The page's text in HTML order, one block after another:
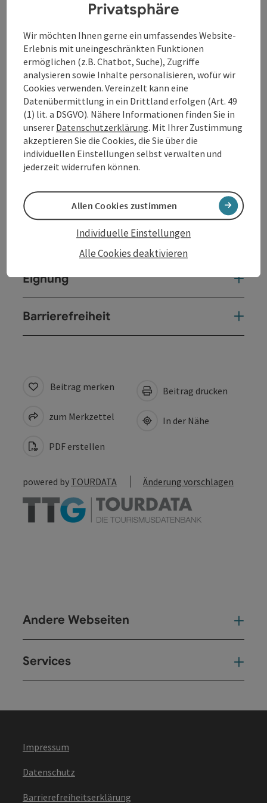
Von sehr hoher Bedeutung sind zudem die
Blockschutthalden und eindrucksvolle
Felsformationen, die bei der Schlögener Schlinge ...
Beschreibung vollständig anzeigen
Kontakt
Öffnungszeiten
Anreise/Lage
Eignung
Barrierefreiheit
Beitrag merken
zum Merkzettel
PDF erstellen
Beitrag drucken
In der Nähe
powered by TOURDATA Änderung vorschlagen
Andere Webseiten
Services
Impressum
Datenschutz
Barrierefreiheitserklärung
Privatsphäre
Wir möchten Ihnen gerne ein umfassendes Website-
Erlebnis mit uneingeschränkten Funktionen
ermöglichen (z.B. Chatbot, Suche), Zugriffe
analysieren sowie Inhalte personalisieren, wofür wir
Cookies verwenden. Vereinzelt kann eine
Datenübermittlung in ein Drittland erfolgen (Art. 49
(1) lit. a DSGVO). Nähere Informationen finden Sie in
unserer Datenschutzerklärung. Mit Ihrer Zustimmung
akzeptieren Sie die Cookies, die Sie über die
individuellen Einstellungen selbst verwalten und
jederzeit widerrufen können.
Alle Cookies deaktivieren
Individuelle Einstellungen
Allen Cookies zustimmen